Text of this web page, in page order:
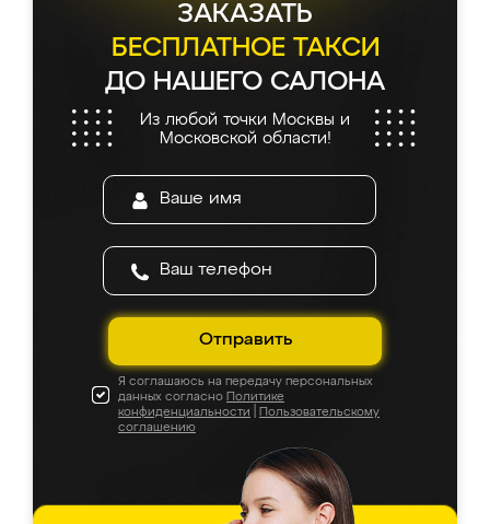
ЗАКАЗАТЬ
БЕСПЛАТНОЕ ТАКСИ
ДО НАШЕГО САЛОНА
Из любой точки Москвы и
Московской области!
Отправить
Я соглашаюсь на передачу персональных
данных согласно Политике
конфиденциальности
Пользовательскому
соглашению